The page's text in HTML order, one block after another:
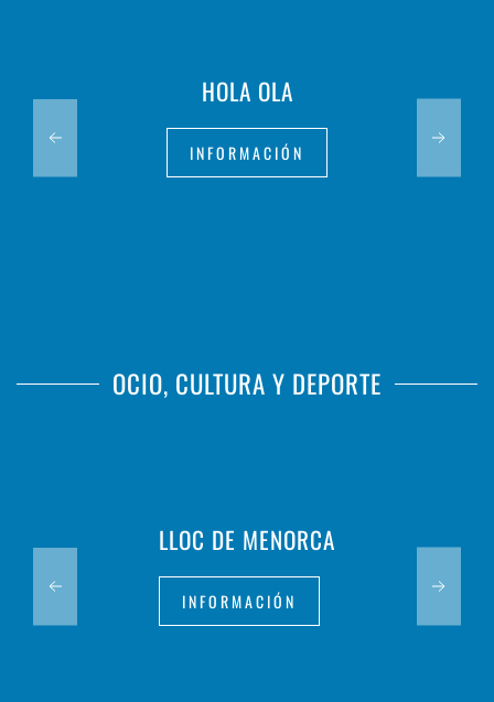
HOLA OLA
INFORMACIÓN
OCIO, CULTURA Y DEPORTE
LLOC DE MENORCA
INFORMACIÓN